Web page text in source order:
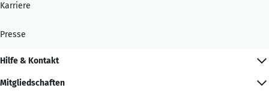
Karriere
Presse
Hilfe & Kontakt
Mitgliedschaften